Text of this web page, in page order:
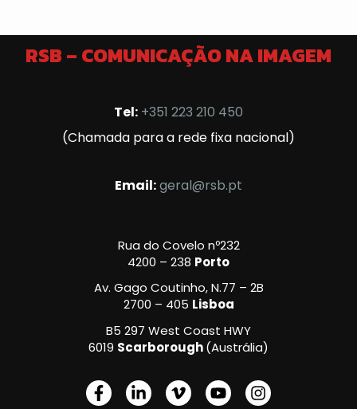
RSB – COMUNICAÇÃO NA IMAGEM
Tel: +351 223 210 450
(Chamada para a rede fixa nacional)
Email:geral@rsb.pt
Rua do Covelo nº232
4200 – 238 Porto
Av. Gago Coutinho, N.77 – 2B
2700 – 405 Lisboa
B5 297 West Coast HWY
6019 Scarborough(Austrália)
F
a
L
i
V
i
Y
o
I
n